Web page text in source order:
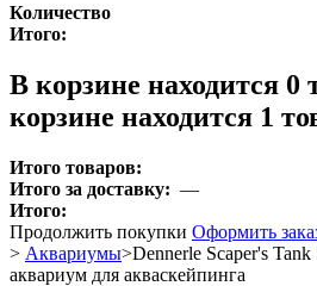
Количество
Итого:
В корзине находится 0
корзине находится 1
Итого товаров:
Итого за доставку: —
Итого:
Продолжить покупки Оформить
> Аквариумы>Dennerle Scaper's
аквариум для акваскейпинга